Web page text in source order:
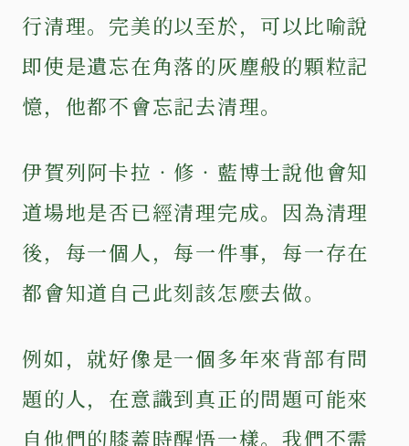
行清理。完美的以至於，可以比喻說
即使是遺忘在角落的灰塵般的顆粒記
憶，他都不會忘記去清理。
伊賀列阿卡拉‧修‧藍博士說他會知
道場地是否已經清理完成。因為清理
後，每一個人，每一件事，每一存在
都會知道自己此刻該怎麼去做。
例如，就好像是一個多年來背部有問
題的人，在意識到真正的問題可能來
自他們的膝蓋時醒悟一樣。我們不需